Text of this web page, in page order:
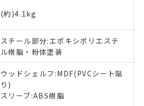
(約)4.1kg
スチール部分:エポキシポリエステ
ル樹脂・粉体塗装
ウッドシェルフ:MDF(PVCシート貼
り)
スリーブ:ABS樹脂